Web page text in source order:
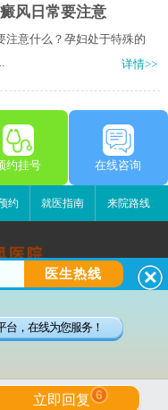
风日常要注意
注意什么？孕妇处于特殊的
详情>>
约挂号 在线咨询
约 就医指南 来院路线
院
2号
医院
号
医生热线
，在线为您服务！
立即回复 6